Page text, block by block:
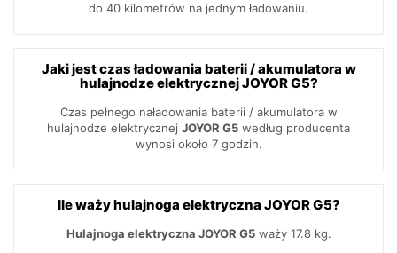
do 40 kilometrów na jednym ładowaniu.
Jaki jest czas ładowania baterii / akumulatora w
hulajnodze elektrycznej JOYOR G5?
Czas pełnego naładowania baterii / akumulatora w
hulajnodze elektrycznej JOYOR G5 według producenta
wynosi około 7 godzin.
Ile waży hulajnoga elektryczna JOYOR G5?
Hulajnoga elektryczna JOYOR G5waży 17.8 kg.